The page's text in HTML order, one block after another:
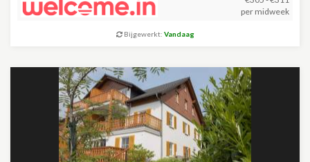
per midweek
Bijgewerkt: Vandaag